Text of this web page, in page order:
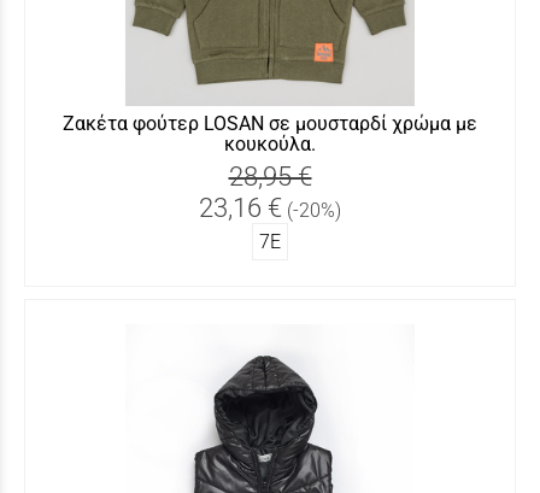
Ζακέτα φούτερ LOSAN σε μουσταρδί χρώμα με
κουκούλα.
28,95 €
23,16 € (-20%)
7Ε